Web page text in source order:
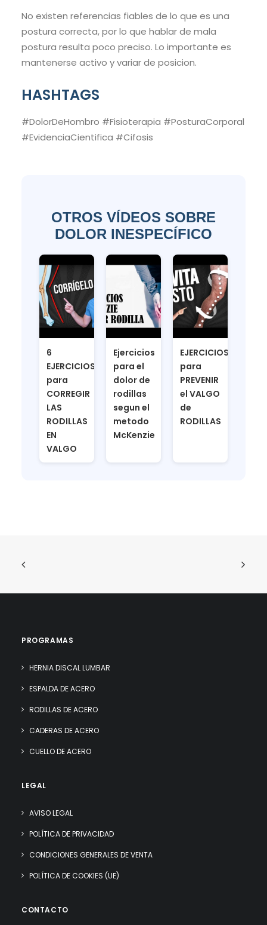
No existen referencias fiables de lo que es una
postura correcta, por lo que hablar de mala
postura resulta poco preciso. Lo importante es
mantenerse activo y variar de posicion.
HASHTAGS
#DolorDeHombro #Fisioterapia #PosturaCorporal
#EvidenciaCientifica #Cifosis
OTROS VÍDEOS SOBRE
DOLOR INESPECÍFICO
6
EJERCICIOS
para
CORREGIR
LAS
RODILLAS
EN
VALGO
Ejercicios
para el
dolor de
rodillas
segun el
metodo
McKenzie
EJERCICIOS
para
PREVENIR
el VALGO
de
RODILLAS
PROGRAMAS
HERNIA DISCAL LUMBAR
ESPALDA DE ACERO
RODILLAS DE ACERO
CADERAS DE ACERO
CUELLO DE ACERO
LEGAL
AVISO LEGAL
POLÍTICA DE PRIVACIDAD
CONDICIONES GENERALES DE VENTA
POLÍTICA DE COOKIES (UE)
CONTACTO